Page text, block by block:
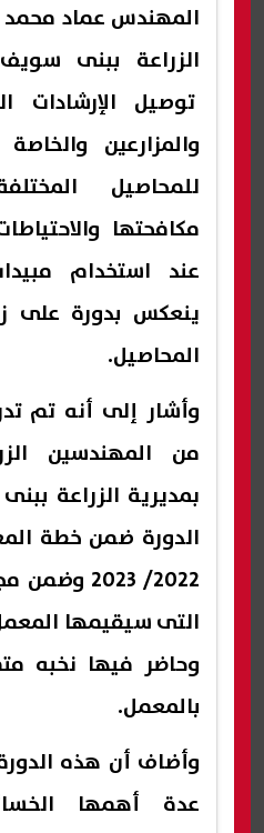
المهندس عماد محمد
الزراعة ببنى
توصيل الإرشادات
والمزارعين
للمحاصيل
مكافحتها
عند استخدام
ينعكس بدورة على
المحاصيل.
من المهندسين
بمديرية الزراعة
الدورة ضمن خطة
2022/ 2023
التى سيقيمها
وحاضر فيها نخبه
بالمعمل.
وأضاف أن هذه
عدة أهمها